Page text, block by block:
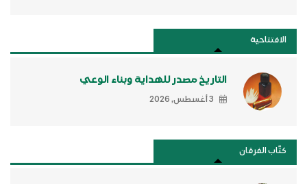
الافتتاحية
التاريخ مصدر للهداية وبناء الوعي
3 أغسطس, 2026
كتَّاب الفرقان